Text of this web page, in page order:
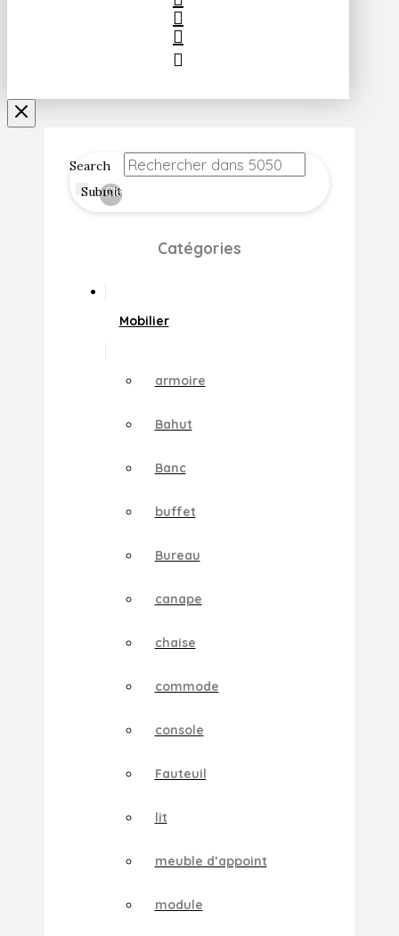
Search
Submit
Clear
Catégories
Mobilier
armoire
Bahut
Banc
buffet
Bureau
canape
chaise
commode
console
Fauteuil
lit
meuble d’appoint
module